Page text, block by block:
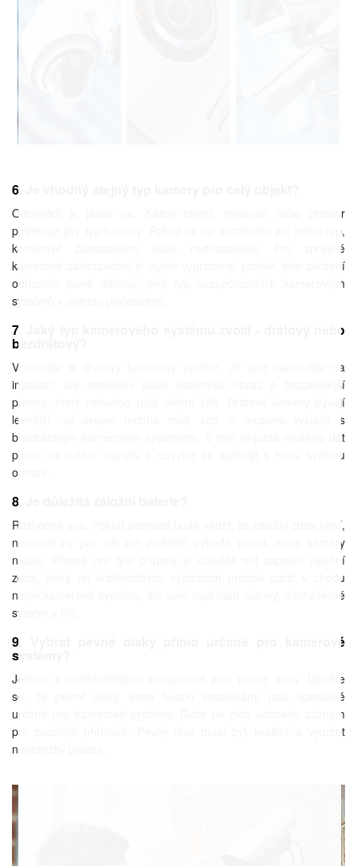
6. Je vhodný stejný typ kamery pro celý objekt?
Odpovědí je jasné ne. Každý objekt, místnost nebo prostor
potřebuje jiný typ kamery. Pokud by byl instalován jen jeden typ,
kamerové zabezpečení bude nedostatečné. Pro správné
kamerové zabezpečení je nutné vypracovat projekt, kde zkušení
odborníci jasně definují, jaký typ bezpečnostních kamerových
systémů v objektu potřebujete.
7. Jaký typ kamerového systému zvolit - drátový nebo
bezdrátový?
Vhodnější je drátový kamerový systém. Je sice náročnější na
instalaci, ale odměnou bude kvalitnější obraz a bezpečnější
přenos, který nebudou rušit okolní sítě. Drátové kamery bývají
levnější. Je ovšem mnoho míst, kde si musíme vystačit s
bezdrátovým kamerovým systémem. V tom případě musíme dát
pozor na rušení signálu a obvykle se spokojit s horší kvalitou
obrazu.
8. Je důležitá záložní baterie?
Rozhodně ano. Pokud pachatel bude vědět, že záložní zdroj není,
nemusel by pro něj být problém vyhodit proud, který kamery
napájí. Přesně pro tyto případy je důležité mít zapojen záložní
zdroj, který při krátkodobých výpadcích proudu udrží v chodu
nejen kamerové systémy, ale také například alarmy, docházkové
systém a PC.
9. Vybrat pevné disky přímo určené pro kamerové
systémy?
Jedním z nejdůležitějších komponent jsou pevné disky. Ujistěte
se, že pevné disky, které budou instalovány, jsou speciálně
určené pro kamerové systémy. Bude na nich uchován záznam
pro pozdější přehrání. Pevný disk musí být kvalitní a vydržet
nepřetržitý provoz.